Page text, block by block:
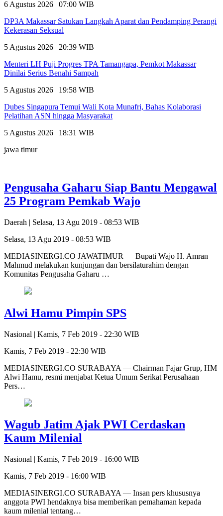
6 Agustus 2026 | 07:00 WIB
DP3A Makassar Satukan Langkah Aparat dan Pendamping Perangi
Kekerasan Seksual
5 Agustus 2026 | 20:39 WIB
Menteri LH Puji Progres TPA Tamangapa, Pemkot Makassar
Dinilai Serius Benahi Sampah
5 Agustus 2026 | 19:58 WIB
Dubes Singapura Temui Wali Kota Munafri, Bahas Kolaborasi
Pelatihan ASN hingga Masyarakat
5 Agustus 2026 | 18:31 WIB
jawa timur
Pengusaha Gaharu Siap Bantu Mengawal
25 Program Pemkab Wajo
Daerah | Selasa, 13 Agu 2019 - 08:53 WIB
Selasa, 13 Agu 2019 - 08:53 WIB
MEDIASINERGI.CO JAWATIMUR — Bupati Wajo H. Amran
Mahmud melakukan kunjungan dan bersilaturahim dengan
Komunitas Pengusaha Gaharu …
Alwi Hamu Pimpin SPS
Nasional | Kamis, 7 Feb 2019 - 22:30 WIB
Kamis, 7 Feb 2019 - 22:30 WIB
MEDIASINERGI.CO SURABAYA — Chairman Fajar Grup, HM
Alwi Hamu, resmi menjabat Ketua Umum Serikat Perusahaan
Pers…
Wagub Jatim Ajak PWI Cerdaskan
Kaum Milenial
Nasional | Kamis, 7 Feb 2019 - 16:00 WIB
Kamis, 7 Feb 2019 - 16:00 WIB
MEDIASINERGI.CO SURABAYA — Insan pers khususnya
anggota PWI hendaknya bisa memberikan pemahaman kepada
kaum milenial tentang…